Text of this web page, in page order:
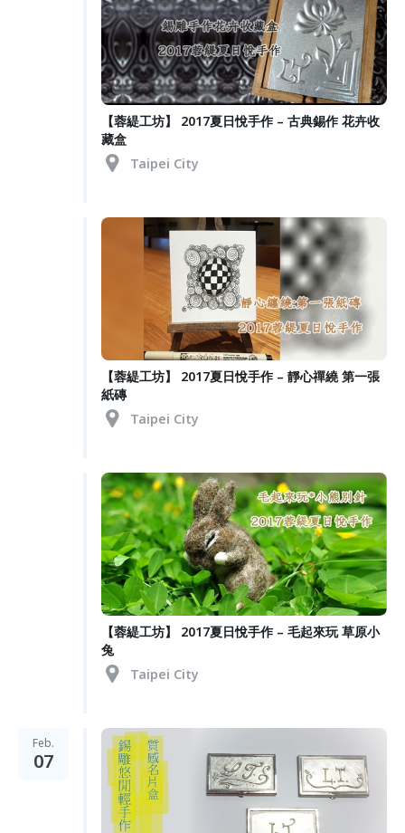
【蓉緹工坊】 2017夏日悅手作 – 古典錫作 花卉收
藏盒
Taipei City
【蓉緹工坊】 2017夏日悅手作 – 靜心禪繞 第一張
紙磚
Taipei City
【蓉緹工坊】 2017夏日悅手作 – 毛起來玩 草原小
兔
Taipei City
Feb.
07